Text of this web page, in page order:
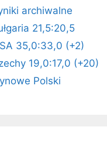
archiwalne
21,5:20,5
35,0:33,0 (+2)
19,0:17,0 (+20)
Polski